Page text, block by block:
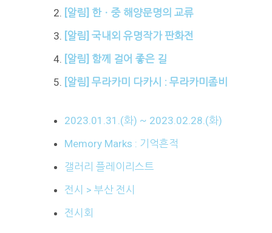
[알림] 한ㆍ중 해양문명의 교류
[알림] 국내외 유명작가 판화전
[알림] 함께 걸어 좋은 길
[알림] 무라카미 다카시 : 무라카미좀비
2023.01.31.(화) ~ 2023.02.28.(화)
Memory Marks : 기억흔적
갤러리 플레이리스트
전시 > 부산 전시
전시회